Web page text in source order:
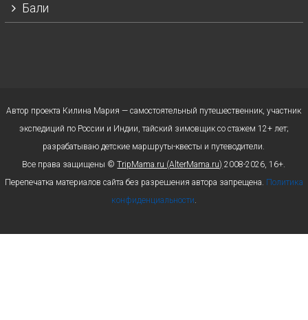
Бали
Автор проекта Килина Мария — самостоятельный путешественник, участник
экспедиций по России и Индии, тайский зимовщик со стажем 12+ лет;
разрабатываю детские маршруты-квесты и путеводители.
Все права защищены ©TripMama.ru (AlterMama.ru) 2008-2026, 16+.
Перепечатка материалов сайта без разрешения автора запрещена. Политика
конфиденциальности